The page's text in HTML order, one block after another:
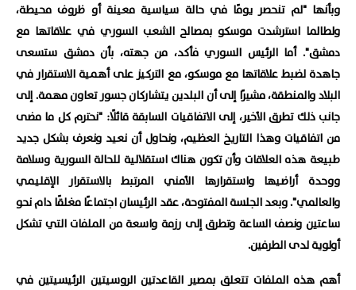
وبأنها "لم تنحصر يومًا في حالة سياسية معينة أو ظروف محيطة،
ولطالما استرشدت موسكو بمصالح الشعب السوري في علاقاتها مع
دمشق". أما الرئيس السوري فأكد، من جهته، بأن دمشق ستسعى
جاهدة لضبط علاقاتها مع موسكو، مع التركيز على أهمية الاستقرار في
البلاد والمنطقة، مشيرًا إلى أن البلدين يتشاركان جسور تعاون مهمة. إلى
جانب ذلك تطرق الأخير، إلى الاتفاقيات السابقة قائلًا: "نحترم كل ما مضى
من اتفاقيات وهذا التاريخ العظيم، ونحاول أن نعيد ونعرف بشكل جديد
طبيعة هذه العلاقات وأن تكون هناك استقلالية للحالة السورية وسلامة
ووحدة أراضيها واستقرارها الأمني المرتبط بالاستقرار الإقليمي
والعالمي". وبعد الجلسة المفتوحة، عقد الرئيسان اجتماعًا مغلقًا دام نحو
ساعتين ونصف الساعة وتطرق إلى رزمة واسعة من الملفات التي تشكل
أولوية لدى الطرفين.
أهم هذه الملفات تتعلق بمصير القاعدتين الروسيتين الرئيسيتين في